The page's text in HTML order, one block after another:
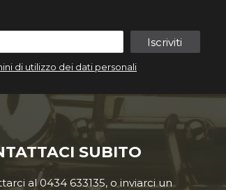
Iscriviti
di utilizzo dei dati personali
SUBITO
al 0434 633135, o inviarci un